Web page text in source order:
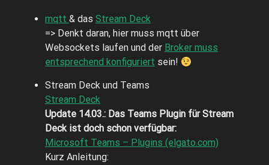
mqtt & das Stream Deck
=> Denkt daran, hier muss mqtt über
Websockets laufen und der Broker muss
entsprechend konfiguriert sein!
Stream Deck und Teams
Stream Deck
Update 14.03.: Das Teams Plugin für Stream
Deck ist doch schon verfügbar:
Microsoft Teams – Plugins (elgato.com)
Kurz Anleitung: